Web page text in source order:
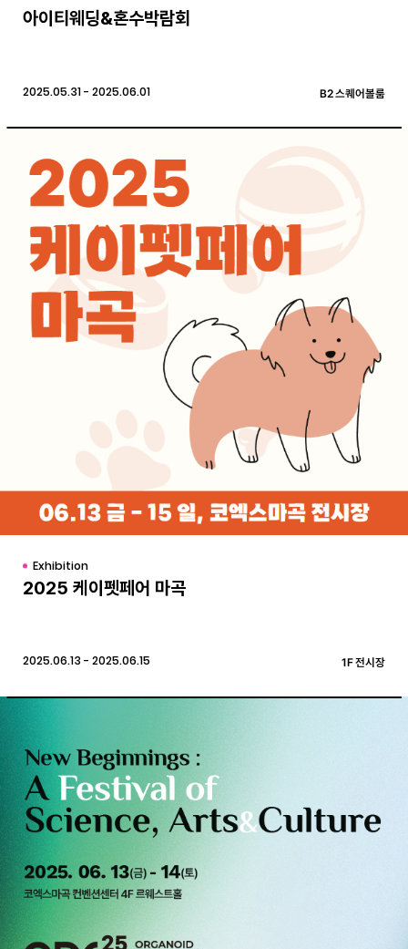
아이티웨딩&혼수박람회
2025.05.31 - 2025.06.01 B2 스퀘어볼룸
Exhibition
2025 케이펫페어 마곡
2025.06.13 - 2025.06.15 1F 전시장